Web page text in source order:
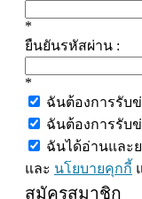
*
ยืนยันรหัสผ่าน :
*
ฉันต้องการรับ
ฉันต้องการรับ
ฉันได้อ่านและ
และ นโยบายคุกกี้
สมัครสมาชิก